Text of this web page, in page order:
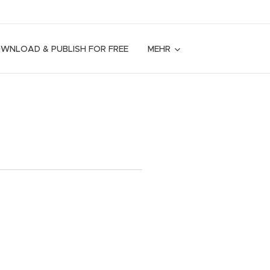
& PUBLISH FOR FREE MEHR